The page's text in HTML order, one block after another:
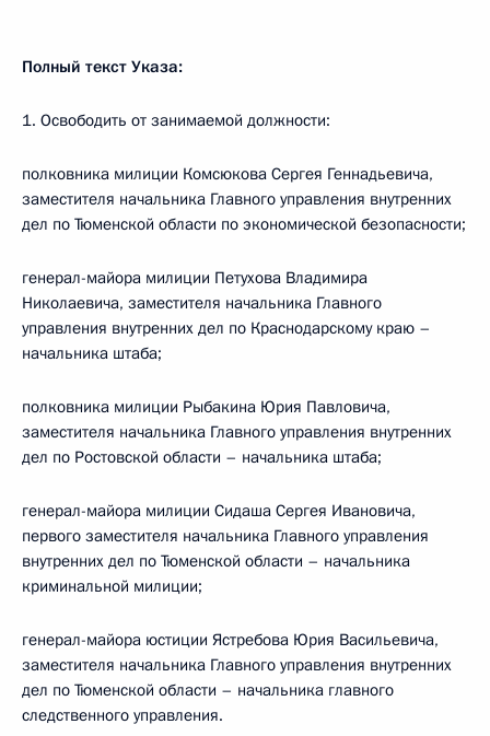
Полный текст Указа:
1. Освободить от занимаемой должности:
полковника милиции Комсюкова Сергея Геннадьевича,
заместителя начальника Главного управления внутренних
дел по Тюменской области по экономической безопасности;
генерал-майора милиции Петухова Владимира
Николаевича, заместителя начальника Главного
управления внутренних дел по Краснодарскому краю –
начальника штаба;
полковника милиции Рыбакина Юрия Павловича,
заместителя начальника Главного управления внутренних
дел по Ростовской области – начальника штаба;
генерал-майора милиции Сидаша Сергея Ивановича,
первого заместителя начальника Главного управления
внутренних дел по Тюменской области – начальника
криминальной милиции;
генерал-майора юстиции Ястребова Юрия Васильевича,
заместителя начальника Главного управления внутренних
дел по Тюменской области – начальника главного
следственного управления.